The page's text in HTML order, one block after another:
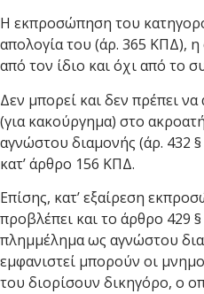
Η εκπροσώπηση του
απολογία του (άρ. 365 ΚΠΔ), η
από τον ίδιο και όχι από το
Δεν μπορεί και δεν πρέπει
(για κακούργημα) στο
αγνώστου διαμονής (άρ. 432
κατ’ άρθρο 156 ΚΠΔ.
Επίσης, κατ’ εξαίρεση
προβλέπει και το άρθρο 429
πλημμέλημα ως αγνώστου
εμφανιστεί μπορούν οι
του διορίσουν δικηγόρο, ο